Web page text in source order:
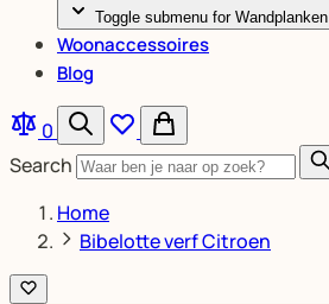
Toggle submenu for Wandplanken
Woonaccessoires
Blog
0
Search
Home
Bibelotte verf Citroen